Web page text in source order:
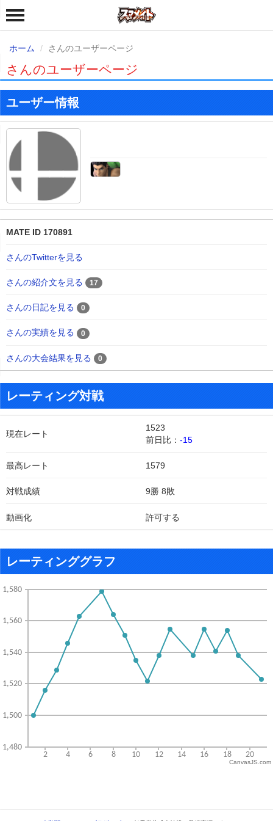
ホーム さんのユーザーページ
さんのユーザーページ
ユーザー情報
MATE ID 170891
さんのTwitterを見る
さんの紹介文を見る 17
さんの日記を見る 0
さんの実績を見る 0
さんの大会結果を見る 0
レーティング対戦
現在レート
1523
前日比： -15
最高レート 1579
対戦成績 9勝 8敗
動画化 許可する
レーティンググラフ
CanvasJS.com